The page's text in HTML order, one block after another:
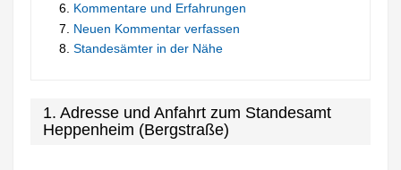
Kommentare und Erfahrungen
Neuen Kommentar verfassen
Standesämter in der Nähe
1. Adresse und Anfahrt zum Standesamt
Heppenheim (Bergstraße)